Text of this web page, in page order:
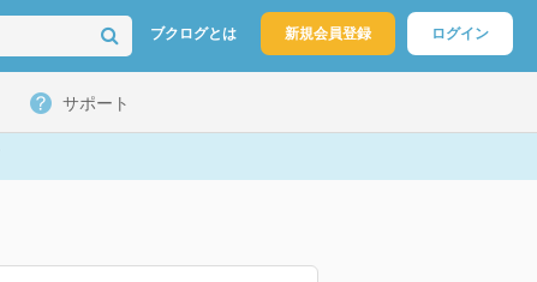
ブクログとは 新規会員登録 ログイン
サポート